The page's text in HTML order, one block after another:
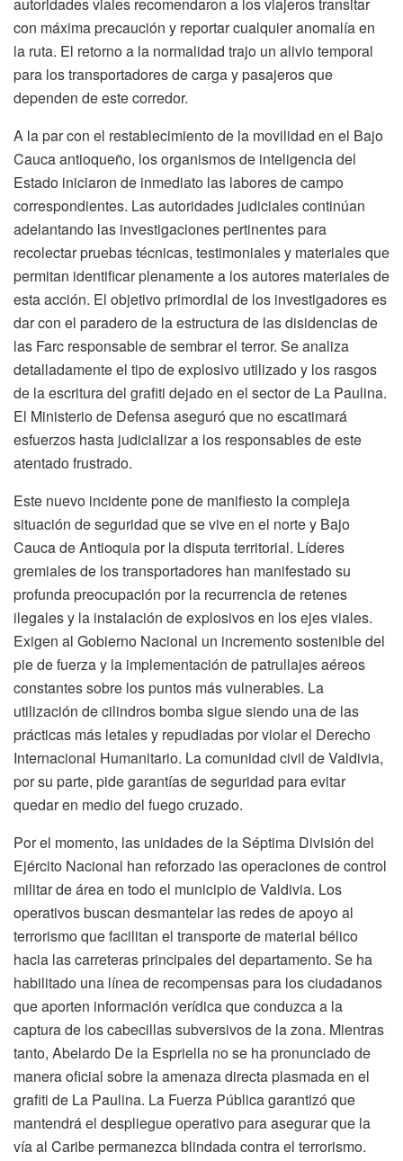
con máxima precaución y reportar cualquier anomalía en
la ruta. El retorno a la normalidad trajo un alivio temporal
para los transportadores de carga y pasajeros que
dependen de este corredor.
A la par con el restablecimiento de la movilidad en el Bajo
Cauca antioqueño, los organismos de inteligencia del
Estado iniciaron de inmediato las labores de campo
correspondientes. Las autoridades judiciales continúan
adelantando las investigaciones pertinentes para
recolectar pruebas técnicas, testimoniales y materiales que
permitan identificar plenamente a los autores materiales de
esta acción. El objetivo primordial de los investigadores es
dar con el paradero de la estructura de las disidencias de
las Farc responsable de sembrar el terror. Se analiza
detalladamente el tipo de explosivo utilizado y los rasgos
de la escritura del grafiti dejado en el sector de La Paulina.
El Ministerio de Defensa aseguró que no escatimará
esfuerzos hasta judicializar a los responsables de este
atentado frustrado.
Este nuevo incidente pone de manifiesto la compleja
situación de seguridad que se vive en el norte y Bajo
Cauca de Antioquia por la disputa territorial. Líderes
gremiales de los transportadores han manifestado su
profunda preocupación por la recurrencia de retenes
ilegales y la instalación de explosivos en los ejes viales.
Exigen al Gobierno Nacional un incremento sostenible del
pie de fuerza y la implementación de patrullajes aéreos
constantes sobre los puntos más vulnerables. La
utilización de cilindros bomba sigue siendo una de las
prácticas más letales y repudiadas por violar el Derecho
Internacional Humanitario. La comunidad civil de Valdivia,
por su parte, pide garantías de seguridad para evitar
quedar en medio del fuego cruzado.
Por el momento, las unidades de la Séptima División del
Ejército Nacional han reforzado las operaciones de control
militar de área en todo el municipio de Valdivia. Los
operativos buscan desmantelar las redes de apoyo al
terrorismo que facilitan el transporte de material bélico
hacia las carreteras principales del departamento. Se ha
habilitado una línea de recompensas para los ciudadanos
que aporten información verídica que conduzca a la
captura de los cabecillas subversivos de la zona. Mientras
tanto, Abelardo De la Espriella no se ha pronunciado de
manera oficial sobre la amenaza directa plasmada en el
grafiti de La Paulina. La Fuerza Pública garantizó que
mantendrá el despliegue operativo para asegurar que la
vía al Caribe permanezca blindada contra el terrorismo.